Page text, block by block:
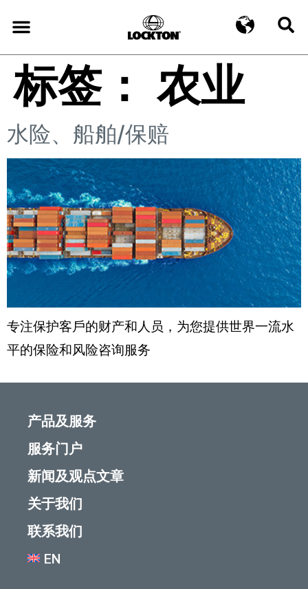
标签：农业
水险、船舶/保赔
专注保护客戶的财产和人员，为您提供世界一流水
平的保险和风险咨询服务
产品及服务
服务门户
新闻及观点文章
关于我们
联系我们
EN